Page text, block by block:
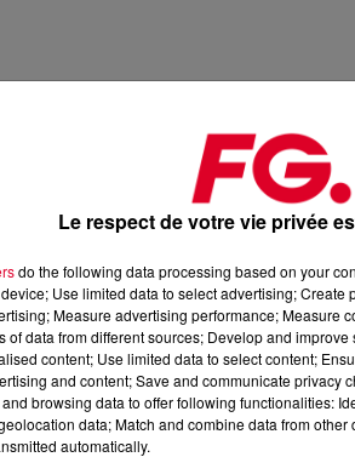
, 📱 et sur l’Application FG (IOS
Le respect de votre vie privée
do the following data processing based on your
Use limited data to select advertising;
Measure advertising performance; Measure
of data from different sources; Develop and
content; Use limited data to select content;
and content; Save and communicate privacy
browsing data to offer following functionalities:
data; Match and combine data from
automatically.